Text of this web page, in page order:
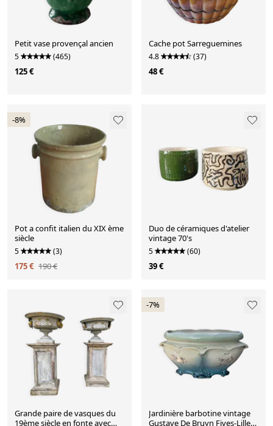
Petit vase provençal ancien
5 (465)
125 €
Cache pot Sarreguemines
4.8 (37)
48 €
-8%
Pot a confit italien du XIX ème
siècle
5 (3)
175 € 190 €
Duo de céramiques d'atelier
vintage 70's
5 (60)
39 €
Grande paire de vasques du
19ème siècle en fonte avec
-7%
Jardinière barbotine vintage
Gustave De Bruyn Fives-Lille